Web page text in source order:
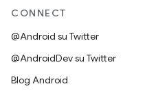
CONNECT
@Android su Twitter
@AndroidDev su Twitter
Blog Android